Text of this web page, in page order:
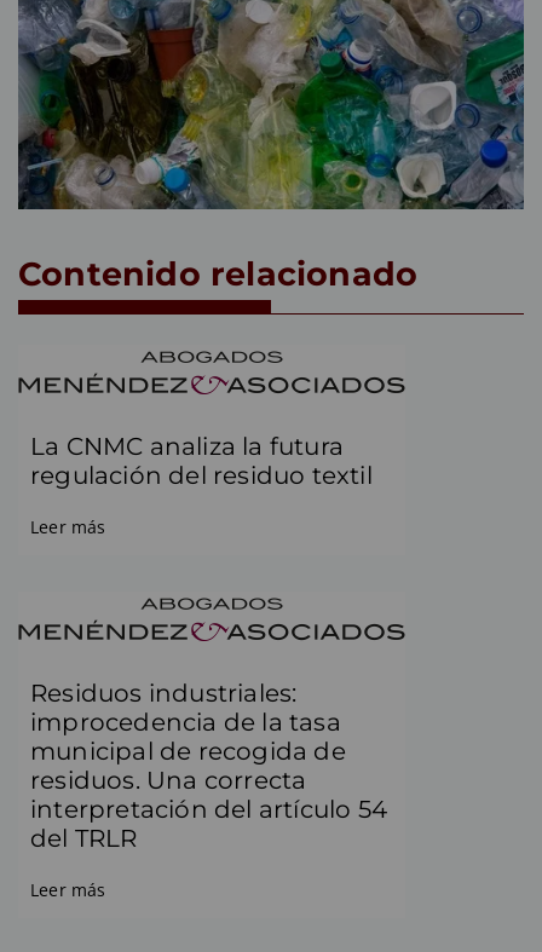
Contenido relacionado
La CNMC analiza la futura
regulación del residuo textil
Leer más
Residuos industriales:
improcedencia de la tasa
municipal de recogida de
residuos. Una correcta
interpretación del artículo 54
del TRLR
Leer más